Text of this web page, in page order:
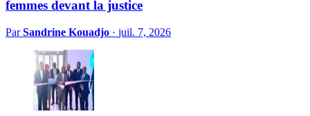
femmes devant la justice
ParSandrine Kouadjo · juil. 7, 2026